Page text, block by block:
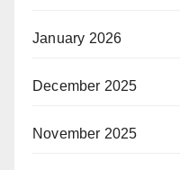
January 2026
December 2025
November 2025